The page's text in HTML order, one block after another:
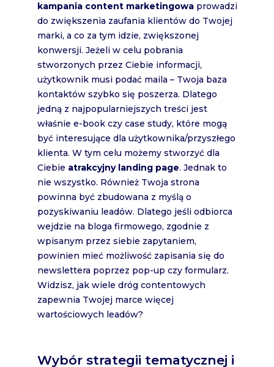
kampania content marketingowaprowadzi
do zwiększenia zaufania klientów do Twojej
marki, a co za tym idzie, zwiększonej
konwersji. Jeżeli w celu pobrania
stworzonych przez Ciebie informacji,
użytkownik musi podać maila – Twoja baza
kontaktów szybko się poszerza. Dlatego
jedną z najpopularniejszych treści jest
właśnie e-book czy case study, które mogą
być interesujące dla użytkownika/przyszłego
klienta. W tym celu możemy stworzyć dla
Ciebie atrakcyjny landing page. Jednak to
nie wszystko. Również Twoja strona
powinna być zbudowana z myślą o
pozyskiwaniu leadów. Dlatego jeśli odbiorca
wejdzie na bloga firmowego, zgodnie z
wpisanym przez siebie zapytaniem,
powinien mieć możliwość zapisania się do
newslettera poprzez pop-up czy formularz.
Widzisz, jak wiele dróg contentowych
zapewnia Twojej marce więcej
wartościowych leadów?
Wybór strategii tematycznej i